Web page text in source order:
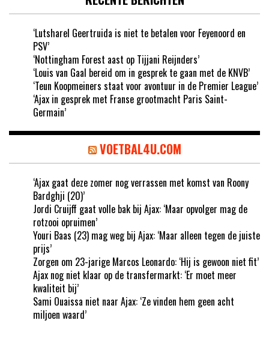
‘Lutsharel Geertruida is niet te betalen voor Feyenoord en
PSV’
‘Nottingham Forest aast op Tijjani Reijnders’
‘Louis van Gaal bereid om in gesprek te gaan met de KNVB’
‘Teun Koopmeiners staat voor avontuur in de Premier League’
‘Ajax in gesprek met Franse grootmacht Paris Saint-
Germain’
VOETBAL4U.COM
‘Ajax gaat deze zomer nog verrassen met komst van Roony
Bardghji (20)’
Jordi Cruijff gaat volle bak bij Ajax: ‘Maar opvolger mag de
rotzooi opruimen’
Youri Baas (23) mag weg bij Ajax: ‘Maar alleen tegen de juiste
prijs’
Zorgen om 23-jarige Marcos Leonardo: ‘Hij is gewoon niet fit’
Ajax nog niet klaar op de transfermarkt: ‘Er moet meer
kwaliteit bij’
Sami Ouaissa niet naar Ajax: ‘Ze vinden hem geen acht
miljoen waard’